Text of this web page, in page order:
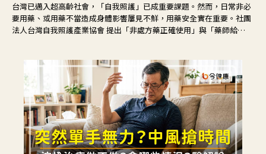
台灣已邁入超高齡社會，「自我照護」已成重要課題。然而，日常非必
要用藥、或用藥不當造成身體影響屢見不鮮，用藥安全實在重要。社團
法人台灣自我照護產業協會 提出「非處方藥正確使用」與「藥師給